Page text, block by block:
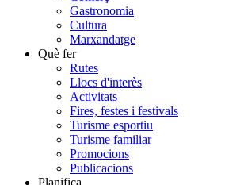
Gastronomia
Cultura
Marxandatge
Què fer
Rutes
Llocs d'interès
Activitats
Fires, festes i festivals
Turisme esportiu
Turisme familiar
Promocions
Publicacions
Planifica